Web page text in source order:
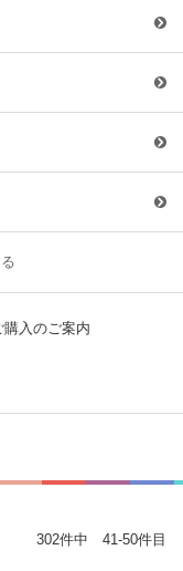
購入のご案内
302件中 41-50件目